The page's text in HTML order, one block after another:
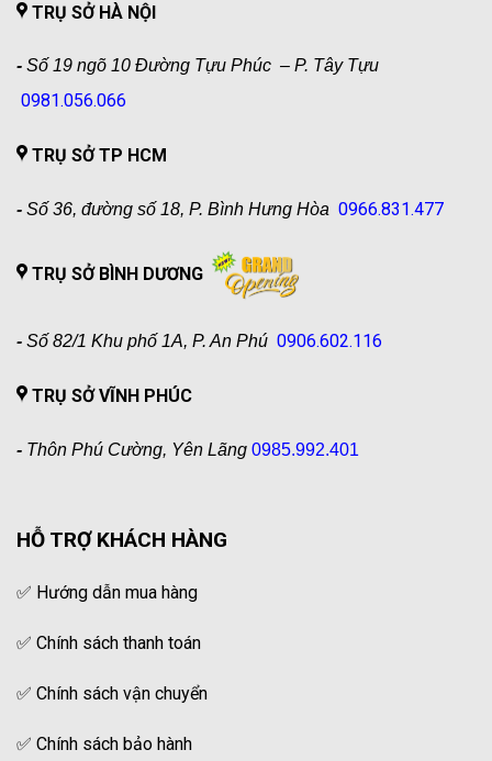
TRỤ SỞ HÀ NỘI
- Số 19 ngõ 10 Đường Tựu Phúc – P. Tây Tựu
0981.056.066
TRỤ SỞ TP HCM
- Số 36, đường số 18, P. Bình Hưng Hòa 0966.831.477
TRỤ SỞ BÌNH DƯƠNG
- Số 82/1 Khu phố 1A, P. An Phú 0906.602.116
TRỤ SỞ VĨNH PHÚC
- Thôn Phú Cường, Yên Lãng 0985.992.401
HỖ TRỢ KHÁCH HÀNG
✅ Hướng dẫn mua hàng
✅ Chính sách thanh toán
✅ Chính sách vận chuyển
✅ Chính sách bảo hành